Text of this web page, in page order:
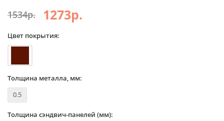
1534р. 1273р.
Цвет покрытия:
Толщина металла, мм:
0.5
Толщина сэндвич-панелей (мм):